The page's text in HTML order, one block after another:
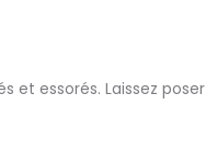
et essorés. Laissez poser